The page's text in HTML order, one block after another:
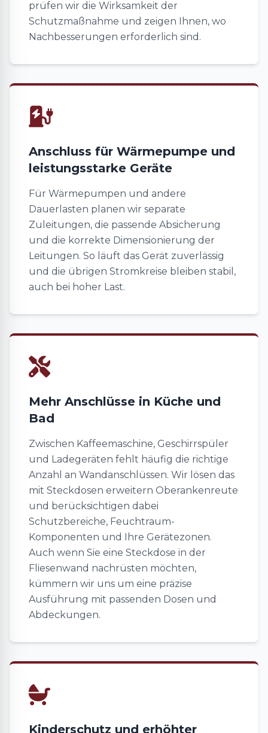
prüfen wir die Wirksamkeit der
Schutzmaßnahme und zeigen Ihnen, wo
Nachbesserungen erforderlich sind.
Anschluss für Wärmepumpe und
leistungsstarke Geräte
Für Wärmepumpen und andere
Dauerlasten planen wir separate
Zuleitungen, die passende Absicherung
und die korrekte Dimensionierung der
Leitungen. So läuft das Gerät zuverlässig
und die übrigen Stromkreise bleiben stabil,
auch bei hoher Last.
Mehr Anschlüsse in Küche und
Bad
Zwischen Kaffeemaschine, Geschirrspüler
und Ladegeräten fehlt häufig die richtige
Anzahl an Wandanschlüssen. Wir lösen das
mit Steckdosen erweitern Oberankenreute
und berücksichtigen dabei
Schutzbereiche, Feuchtraum-
Komponenten und Ihre Gerätezonen.
Auch wenn Sie eine Steckdose in der
Fliesenwand nachrüsten möchten,
kümmern wir uns um eine präzise
Ausführung mit passenden Dosen und
Abdeckungen.
Kinderschutz und erhöhter